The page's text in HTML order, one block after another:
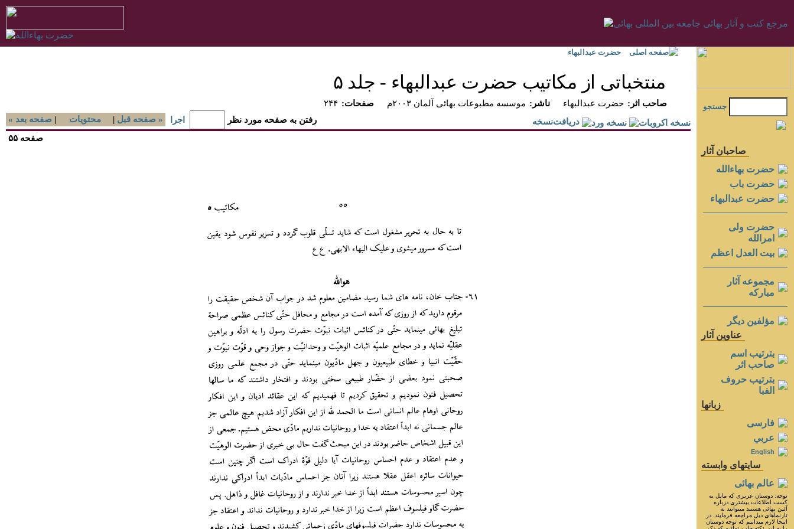
صفحه اصلی حضرت عبدالبهاء
منتخباتى از مكاتيب حضرت عبدالبهاء - جلد ۵
۲۴۴ :صفحات موسسه مطبوعات بهائی آلمان ۲۰۰۳م :ناشر حضرت عبدالبهاء
:صاحب اثر
« صفحه بعد | محتويات | صفحه قبل » رفتن به صفحه مورد نظر اجرا
جستجو
صاحبان آثار
حضرت بهاءالله
حضرت باب
حضرت عبدالبهاء
حضرت ولی
امرالله
بيت العدل اعظم
مجموعه آثار
مباركه
مؤلفين ديگر
عناوين آثار
بترتيب اسم
صاحب اثر
بترتيب حروف
الفبا
زبانها
فارسی
عربي
English
سايتهای وابسته
عالم بهائی
توجه: دوستان عزيزى كه مايل به
كسب اطلاعات بيشترى درباره
آئين بهائى هستند ميتوانند به
تارنماهاى ذيل مراجعه فرمايند. در
اينجا لازم ميدانيم كه توجه دوستان